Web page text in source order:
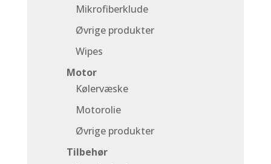
Mikrofiberklude
Øvrige produkter
Wipes
Motor
Kølervæske
Motorolie
Øvrige produkter
Tilbehør